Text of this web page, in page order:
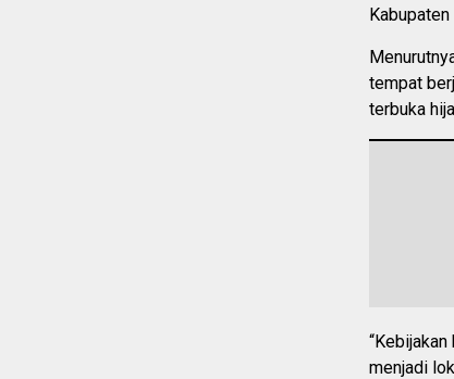
tempat
terbuka
menjadi